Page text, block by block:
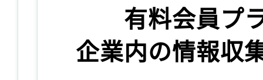
有料会員プ
企業内の情報収